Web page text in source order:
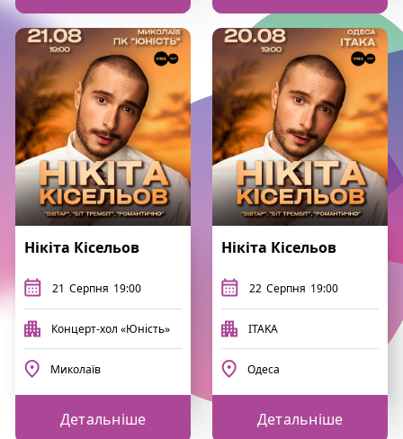
Нікіта Кісельов
21 Серпня 19:00
Концерт-хол «Юність»
Миколаїв
Детальніше
Нікіта Кісельов
22 Серпня 19:00
ITAKA
Одеса
Детальніше